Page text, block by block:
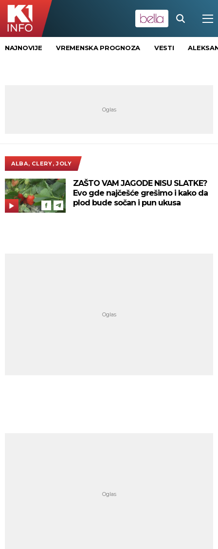
NAJNOVIJE VREMENSKA PROGNOZA VESTI
ALBA, CLERY, JOLY
ZAŠTO VAM JAGODE NISU SLATKE?
Evo gde najčešće grešimo i kako da
plod bude sočan i pun ukusa